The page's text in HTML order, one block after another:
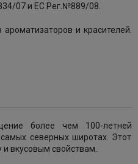
07 и ЕС Рег.№889/08.
и красителей.
более чем 100-летней
северных широтах. Этот
и вкусовым свойствам.